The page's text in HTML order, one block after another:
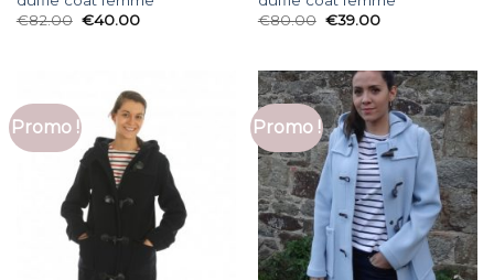
€82.00 €40.00
€80.00 €39.00
Promo ! Promo !